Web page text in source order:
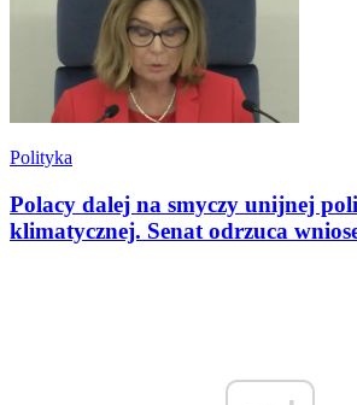
Polityka
Polacy dalej na smyczy unijnej
klimatycznej. Senat odrzuca